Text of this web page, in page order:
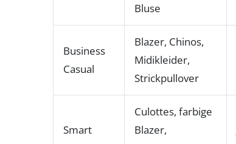
Bluse
Business
Casual
Blazer, Chinos,
Midikleider,
Strickpullover
Smart
Culottes, farbige
Blazer,